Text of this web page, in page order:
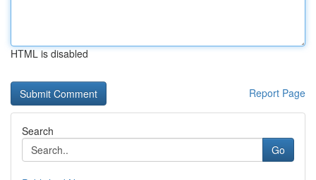
HTML is disabled
Report Page
Search
Go